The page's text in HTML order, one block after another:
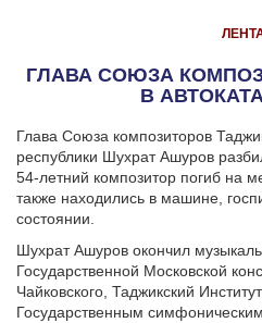
ГЛАВА СОЮЗА
В
Глава Союза композиторов
республики Шухрат Ашуров
54-летний композитор погиб на
также находились в машине,
состоянии.
Шухрат Ашуров окончил
Государственной Московской
Чайковского, Таджикский
Государственным